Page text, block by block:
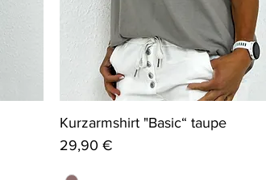
Kurzarmshirt "Basic“ taupe
Preis
29,90 €